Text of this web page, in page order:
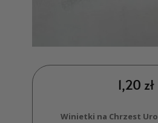
1,20 zł
Winietki na Chrzest